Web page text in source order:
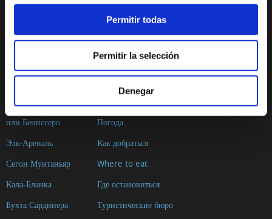
Permitir todas
Permitir la selección
Denegar
pictures
или Бениссеро
Эль-Ареналь
Сегон Мунтаньяр
Кала-Бланка
Бухта Сардинера
ПЛАНИРОВАНИЕ ПОЕЗДКИ
Географическое
Погода
Как добраться
Where to eat
Где остановиться
Туристические бюро